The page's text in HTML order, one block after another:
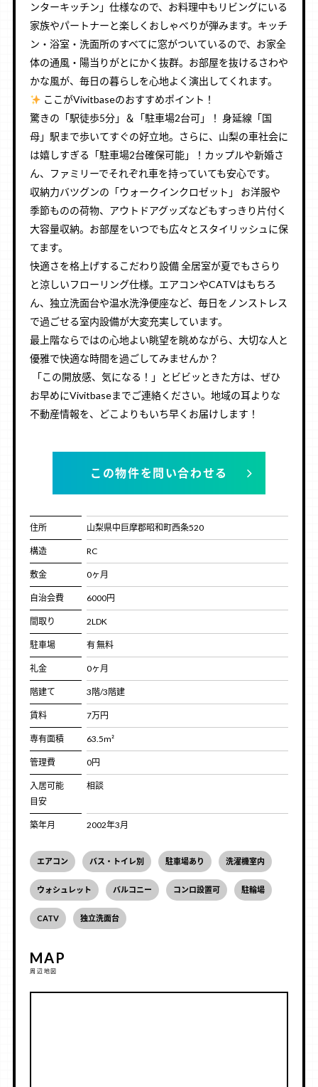
ンターキッチン」仕様なので、お料理中もリビングにいる
家族やパートナーと楽しくおしゃべりが弾みます。キッチ
ン・浴室・洗面所のすべてに窓がついているので、お家全
体の通風・陽当りがとにかく抜群。お部屋を抜けるさわや
かな風が、毎日の暮らしを心地よく演出してくれます。
ここがVivitbaseのおすすめポイント！
驚きの「駅徒歩5分」＆「駐車場2台可」！ 身延線「国
母」駅まで歩いてすぐの好立地。さらに、山梨の車社会に
は嬉しすぎる「駐車場2台確保可能」！カップルや新婚さ
ん、ファミリーでそれぞれ車を持っていても安心です。
収納力バツグンの「ウォークインクロゼット」
お洋服や
季節ものの荷物、アウトドアグッズなどもすっきり片付く
大容量収納。お部屋をいつでも広々とスタイリッシュに保
てます。
快適さを格上げするこだわり設備全居室が夏でもさらり
と涼しいフローリング仕様。エアコンやCATVはもちろ
ん、独立洗面台や温水洗浄便座など、毎日をノンストレス
で過ごせる室内設備が大変充実しています。
最上階ならではの心地よい眺望を眺めながら、大切な人と
優雅で快適な時間を過ごしてみませんか？
「この開放感、気になる！」とビビッときた方は、ぜひ
お早めにVivitbaseまでご連絡ください。地域の耳よりな
不動産情報を、どこよりもいち早くお届けします！
この物件を問い合わせる
住所 山梨県中巨摩郡昭和町西条520
構造 RC
敷金 0ヶ月
自治会費 6000円
間取り 2LDK
駐車場 有 無料
礼金 0ヶ月
階建て 3階/3階建
賃料 7万円
専有面積 63.5m²
管理費 0円
入居可能
目安
相談
築年月 2002年3月
エアコン バス・トイレ別 駐車場あり 洗濯機室内
ウォシュレット バルコニー コンロ設置可 駐輪場
CATV 独立洗面台
MAP
周辺地図